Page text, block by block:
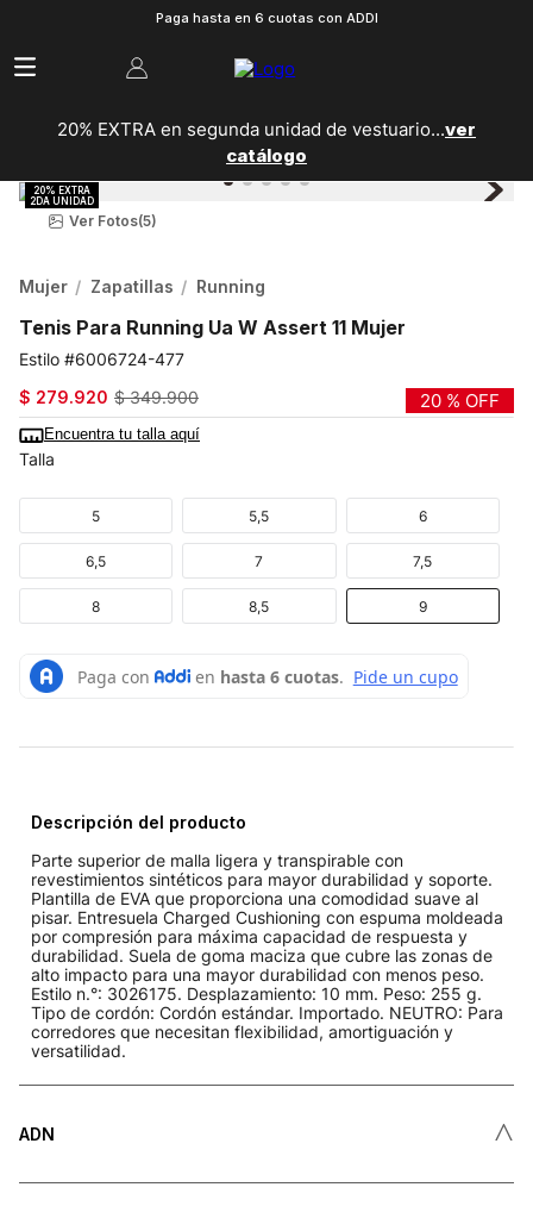
Paga hasta en 6 cuotas con ADDI
20% EXTRA en segunda unidad de vestuario...ver
catálogo
Ver Fotos(5)
Mujer Zapatillas Running
Tenis Para Running Ua W Assert 11 Mujer
6006724-477
$ 279.920 $ 349.900 20 % OFF
Encuentra tu talla aquí
Talla
9
8,5
8
7,5
7
6,5
6
5 5,5
Descripción del producto
Parte superior de malla ligera y transpirable con
revestimientos sintéticos para mayor durabilidad y soporte.
Plantilla de EVA que proporciona una comodidad suave al
pisar. Entresuela Charged Cushioning con espuma moldeada
por compresión para máxima capacidad de respuesta y
durabilidad. Suela de goma maciza que cubre las zonas de
alto impacto para una mayor durabilidad con menos peso.
Estilo n.°: 3026175. Desplazamiento: 10 mm. Peso: 255 g.
Tipo de cordón: Cordón estándar. Importado. NEUTRO: Para
corredores que necesitan flexibilidad, amortiguación y
versatilidad.
ADN ˄